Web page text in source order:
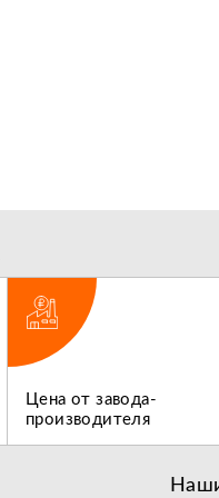
Цена от завода-
производителя